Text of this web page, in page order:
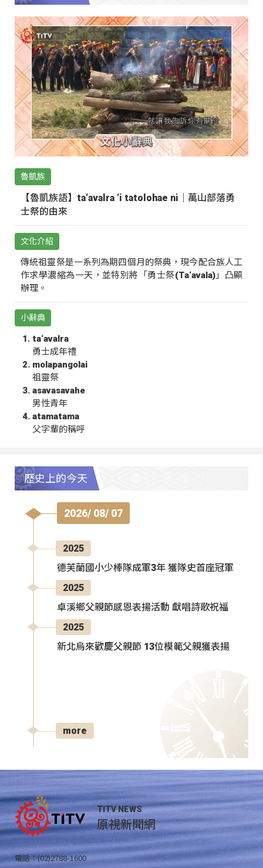
魯凱族
【魯凱族語】ta‘avalra ‘i tatolohae ni｜萬山部落勇
士祭的由來
文化介紹
傳統祖靈祭是一系列為期四個月的祭典，現今配合族人工
作求學濃縮為一天，並特別將「勇士祭(Ta‘avala)」凸顯
辦理。
小辭典
ta‘avalra
勇士成年禮
molapangolai
祖靈祭
asavasavahe
男性青年
atamatama
父字輩的稱呼
歷史上的今天
2026/ 08/ 07
2025
德芙蘭國小少棒隊成軍3年 獲隊史首座冠軍
2025
卓溪鄉父親節感恩表揚活動 獻唱詩歌祝福
2025
新北烏來歡慶父親節 13位模範父親獲表揚
more
TITV NEWS
原視新聞網
電話：(02)2788-1600